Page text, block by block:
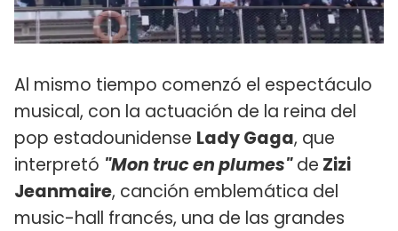
Al mismo tiempo comenzó el espectáculo
musical, con la actuación de la reina del
pop estadounidense Lady Gaga, que
interpretó "Mon truc en plumes"de Zizi
Jeanmaire, canción emblemática del
music-hall francés, una de las grandes